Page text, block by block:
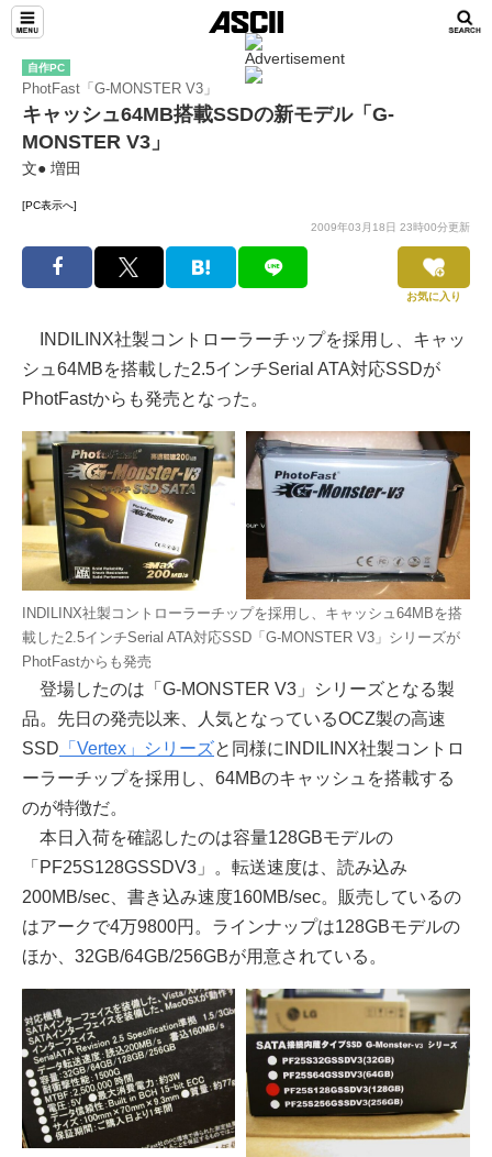
自作PC
PhotFast「G-MONSTER V3」
キャッシュ64MB搭載SSDの新モデル「G-
MONSTER V3」
文● 増田
[PC表示へ]
2009年03月18日 23時00分更新
お気に入り
INDILINX社製コントローラーチップを採用し、キャッ
シュ64MBを搭載した2.5インチSerial ATA対応SSDが
PhotFastからも発売となった。
INDILINX社製コントローラーチップを採用し、キャッシュ64MBを搭
載した2.5インチSerial ATA対応SSD「G-MONSTER V3」シリーズが
PhotFastからも発売
登場したのは「G-MONSTER V3」シリーズとなる製
品。先日の発売以来、人気となっているOCZ製の高速
SSD 「Vertex」シリーズと同様にINDILINX社製コントロ
ーラーチップを採用し、64MBのキャッシュを搭載する
のが特徴だ。
本日入荷を確認したのは容量128GBモデルの
「PF25S128GSSDV3」。転送速度は、読み込み
200MB/sec、書き込み速度160MB/sec。販売しているの
はアークで4万9800円。ラインナップは128GBモデルの
ほか、32GB/64GB/256GBが用意されている。